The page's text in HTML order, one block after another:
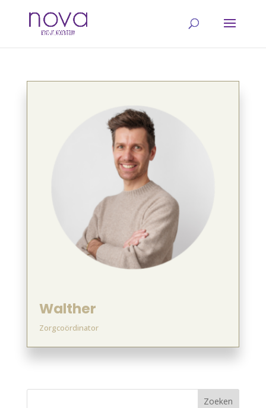
Walther
Zorgcoördinator
Zoeken